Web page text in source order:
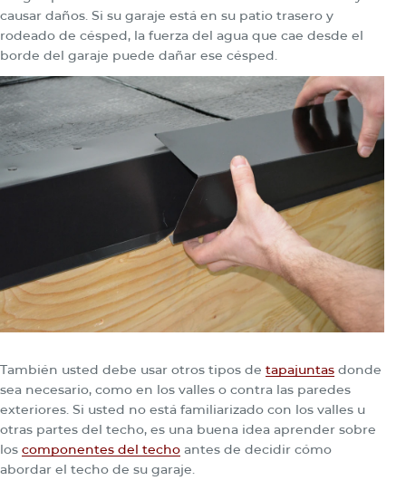
causar daños. Si su garaje está en su patio trasero y
rodeado de césped, la fuerza del agua que cae desde el
borde del garaje puede dañar ese césped.
También usted debe usar otros tipos de tapajuntas donde
sea necesario, como en los valles o contra las paredes
exteriores. Si usted no está familiarizado con los valles u
otras partes del techo, es una buena idea aprender sobre
los componentes del techo antes de decidir cómo
abordar el techo de su garaje.